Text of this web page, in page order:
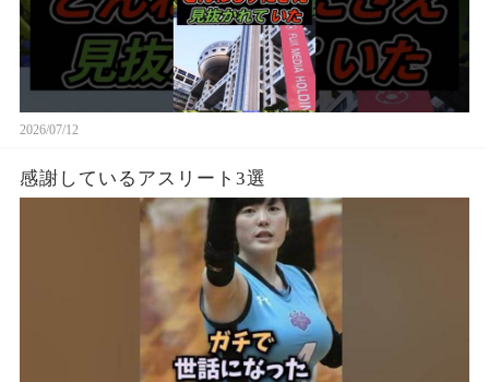
2026/07/12
感謝しているアスリート3選